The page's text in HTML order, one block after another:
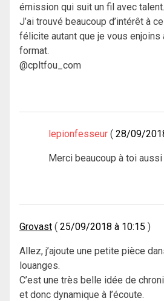
émission qui suit un fil avec talent.
J’ai trouvé beaucoup d’intérêt à
félicite autant que je vous enjoins
format.
@cpltfou_com
lepionfesseur 28/09/
Merci beaucoup à toi aussi
Grovast 25/09/2018 à 10:15
Allez, j’ajoute une petite pièce
louanges.
C’est une très belle idée de
et donc dynamique à l’écoute.